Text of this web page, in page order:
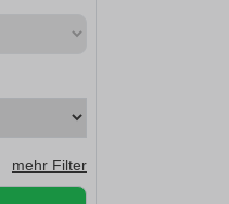
mehr Filter